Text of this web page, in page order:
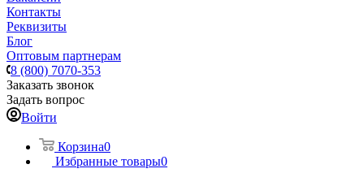
Контакты
Реквизиты
Блог
Оптовым партнерам
8 (800) 7070-353
Заказать звонок
Задать вопрос
Войти
Корзина0
Избранные товары0